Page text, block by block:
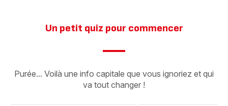
Un petit quiz pour commencer
Purée... Voilà une info capitale que vous ignoriez et qui
va tout changer !